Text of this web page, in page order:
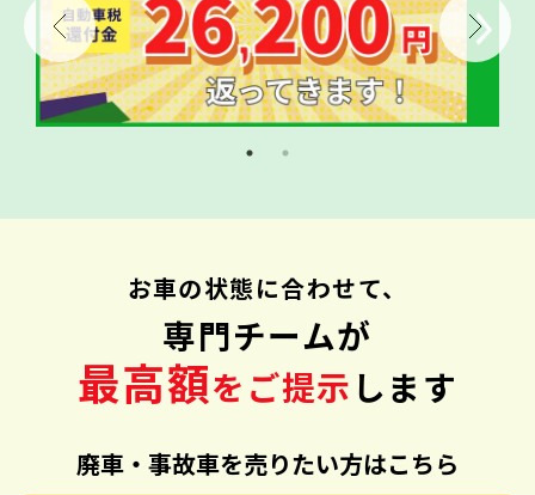
お車の状態に合わせて、
専門チームが
最高額をご提示 します
廃車・事故車を売りたい方はこちら